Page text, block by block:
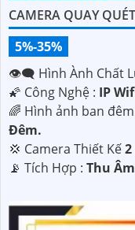
CAMERA QUAY
5%-35%
👁️‍🗨 Hình Ành Chất
🌠 Công Nghệ : IP
🌈 Hình ảnh ban
Ðêm.
💢 Camera Thiết Kế
️📡 Tích Hợp : Thu